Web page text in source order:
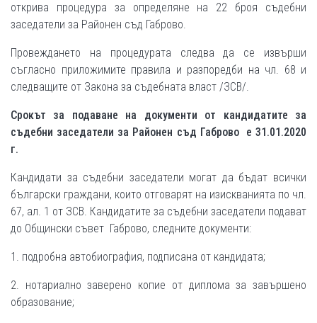
открива процедура за определяне на 22 броя съдебни
заседатели за Районен съд Габрово.
Провеждането на процедурата следва да се извърши
съгласно приложимите правила и разпоредби на чл. 68 и
следващите от Закона за съдебната власт /ЗСВ/.
Срокът за подаване на документи от кандидатите за
съдебни заседатели за Районен съд Габрово е 31.01.2020
г.
Кандидати за съдебни заседатели могат да бъдат всички
български граждани, които отговарят на изискванията по чл.
67, ал. 1 от ЗСВ. Кандидатите за съдебни заседатели подават
до Общински съвет Габрово, следните документи:
1. подробна автобиография, подписана от кандидата;
2. нотариално заверено копие от диплома за завършено
образование;